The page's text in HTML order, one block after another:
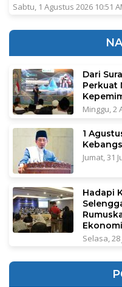
Sabtu, 1 Agustus 2026 10:51
Dari
Perkuat
Minggu, 2
1
Jumat, 31
Hadapi
Selasa, 28